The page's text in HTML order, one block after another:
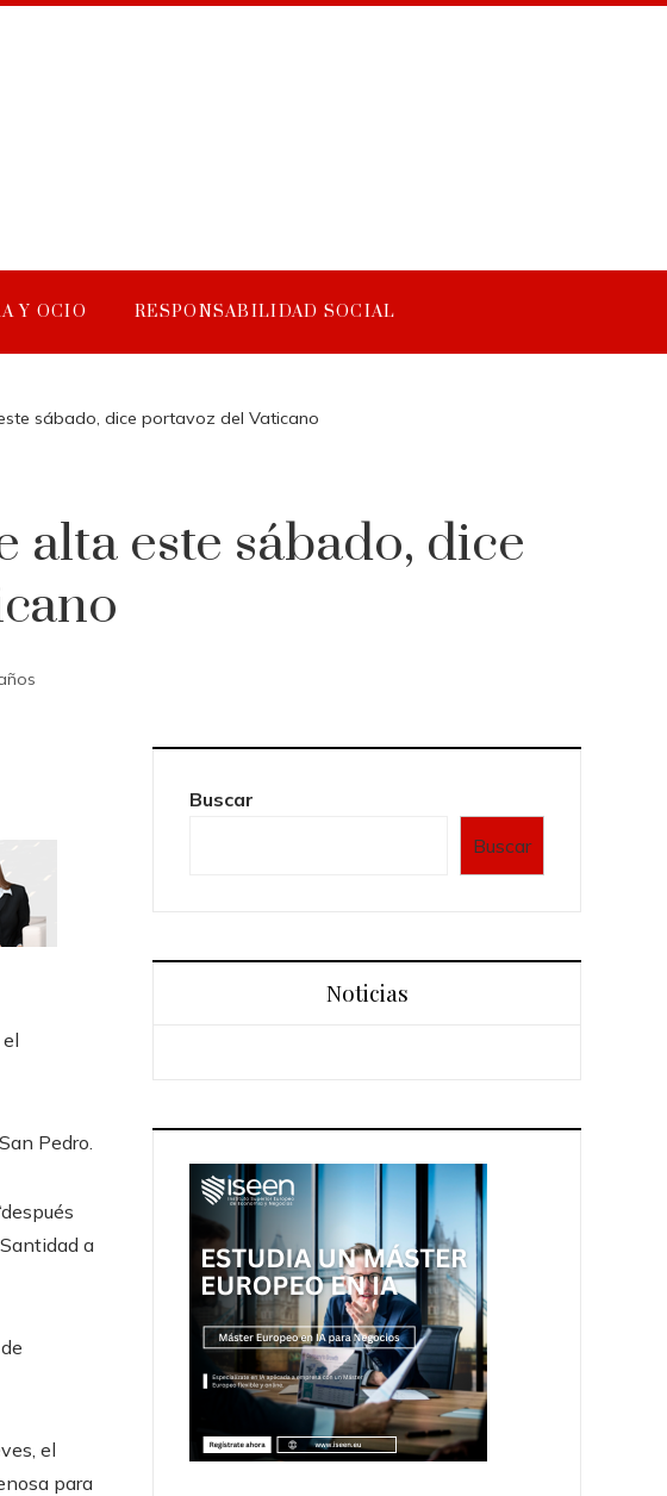
Y OCIO RESPONSABILIDAD SOCIAL
sábado, dice portavoz del Vaticano
este sábado, dice
Pedro.
a
el
para
Buscar
Buscar
Noticias